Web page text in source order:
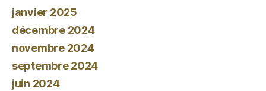
janvier 2025
décembre 2024
novembre 2024
septembre 2024
juin 2024